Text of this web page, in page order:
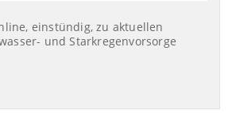
einstündig, zu aktuellen
und Starkregenvorsorge